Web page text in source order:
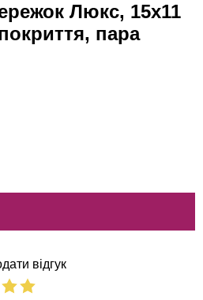
Люкс, 15х11
пара
відгук